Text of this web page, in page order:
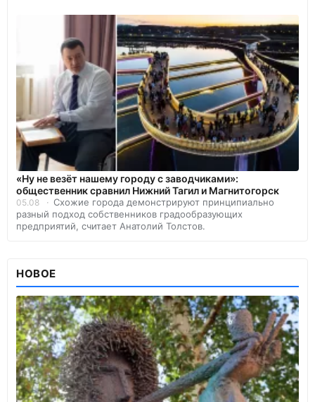
«Ну не везёт нашему городу с заводчиками»:
общественник сравнил Нижний Тагил и Магнитогорск
05.08
Схожие города демонстрируют принципиально
разный подход собственников градообразующих
предприятий, считает Анатолий Толстов.
НОВОЕ